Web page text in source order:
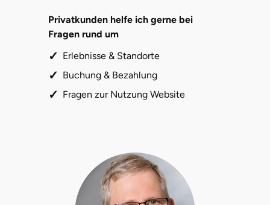
Privatkunden helfe ich gerne bei
Fragen rund um
Erlebnisse & Standorte
Buchung & Bezahlung
Fragen zur Nutzung Website
Hannover
Heidelberg